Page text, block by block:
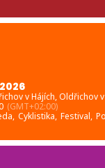
v Hájích, Oldřichov
(GMT+02:00)
Cyklistika, Festival,